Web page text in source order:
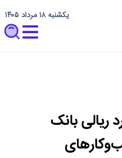
یکشنبه ۱۸ مرداد ۱۴۰۵
میلیارد ریالی بانک